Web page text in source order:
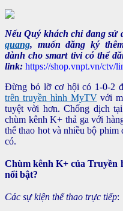
Nếu Quý khách chỉ đang sử
quang, muốn đăng ký
dành cho smart tivi có thể
link: https://shop.vnpt.vn/ctv/
Đừng bỏ lỡ cơ hội có 1-0-2
trên truyền hình MyTVvới
tuyệt vời hơn. Chống dịch
chùm kênh K+ thả ga với
thể thao hot và nhiều bộ phim
có.
Chùm kênh K+ của Truyền
nổi bật?
Các sự kiện thể thao trực tiếp: